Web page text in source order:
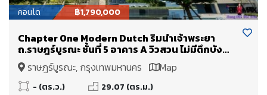
คอนโด ฿1,790,000
Chapter One Modern Dutch ริมน้ำเจ้าพระยา
ถ.ราษฎร์บูรณะ ชั้นที่ 5 อาคาร A วิวสวน ไม่มีตึกบัง
ขายเพียง 1.79 Mb.
ราษฎร์บูรณะ, กรุงเทพมหานคร Map
- (ตร.ว.)
29.07 (ตร.ม.)